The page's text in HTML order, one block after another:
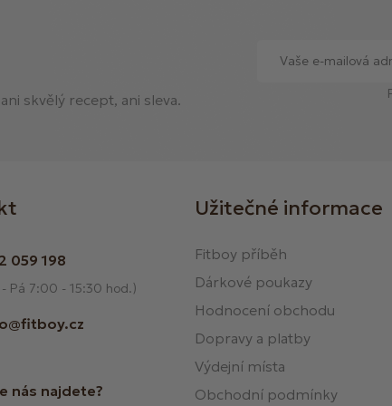
skvělý recept, ani sleva.
059 198
- Pá 7:00 - 15:30 hod.)
nás najdete?
Užitečné informace
Fitboy příběh
Dárkové poukazy
Hodnocení obchodu
Dopravy a platby
Výdejní místa
Obchodní podmínky